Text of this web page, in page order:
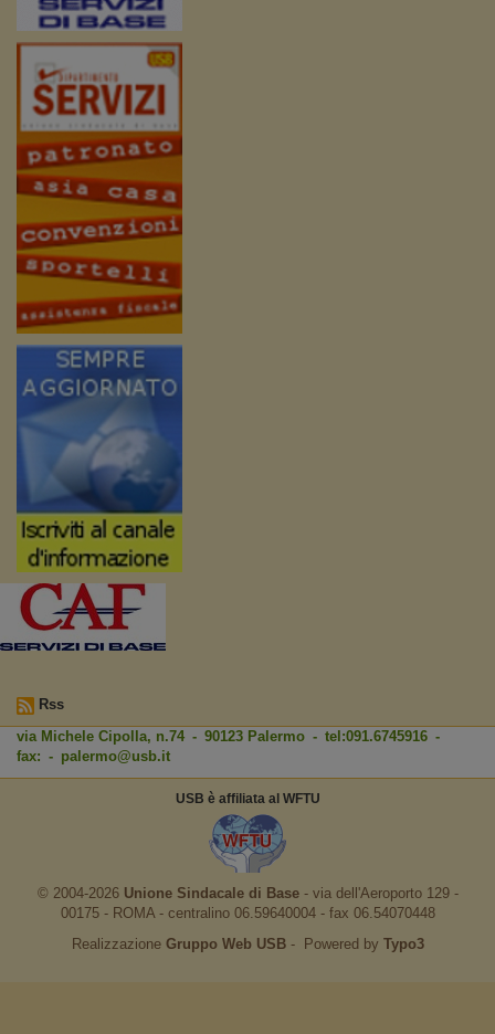
Rss
via Michele Cipolla, n.74 - 90123 Palermo - tel:091.6745916 -
fax: - palermo@usb.it
USB è affiliata al WFTU
© 2004-2026 Unione Sindacale di Base‐ via dell'Aeroporto 129 -
00175 - ROMA - centralino 06.59640004 - fax 06.54070448
Realizzazione Gruppo Web USB‐ Powered by Typo3